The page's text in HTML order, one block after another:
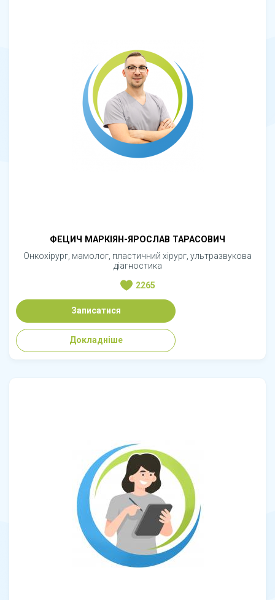
ФЕЦИЧ МАРКІЯН-ЯРОСЛАВ ТАРАСОВИЧ
Онкохірург, мамолог, пластичний хірург, ультразвукова
діагностика
2265
Записатися
Докладніше